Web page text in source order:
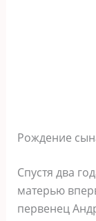
Рождение
Спустя два
матерью
первенец